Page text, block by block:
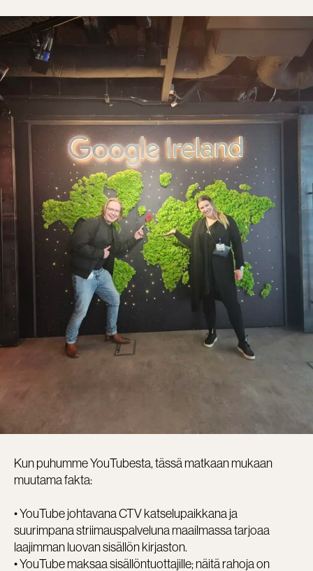
Kun puhumme YouTubesta, tässä matkaan mukaan
muutama fakta:
• YouTube johtavana CTV katselupaikkana ja
suurimpana striimauspalveluna maailmassa tarjoaa
laajimman luovan sisällön kirjaston.
• YouTube maksaa sisällöntuottajille; näitä rahoja on